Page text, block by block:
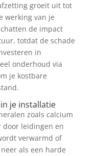
groeit uit tot
werking van je
de impact
totdat de schade
in
onderhoud via
je kostbare
je installatie
zoals calcium
door leidingen en
verwarmd of
als een harde